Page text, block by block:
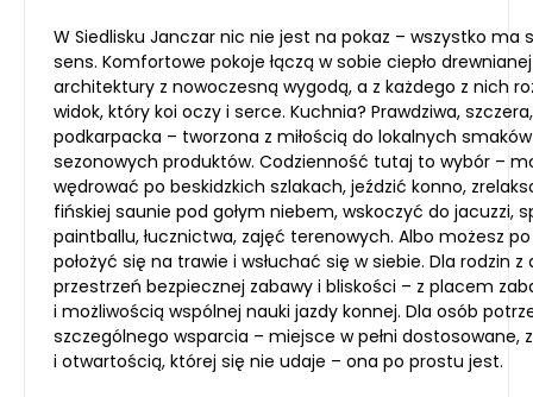
W Siedlisku Janczar nic nie jest na pokaz – wszystko ma
sens. Komfortowe pokoje łączą w sobie ciepło drewnianej
architektury z nowoczesną wygodą, a z każdego z nich
widok, który koi oczy i serce. Kuchnia? Prawdziwa, szczera,
podkarpacka – tworzona z miłością do lokalnych
sezonowych produktów. Codzienność tutaj to wybór –
wędrować po beskidzkich szlakach, jeździć konno,
fińskiej saunie pod gołym niebem, wskoczyć do jacuzzi,
paintballu, łucznictwa, zajęć terenowych. Albo możesz
położyć się na trawie i wsłuchać się w siebie. Dla rodzin
przestrzeń bezpiecznej zabawy i bliskości – z placem
i możliwością wspólnej nauki jazdy konnej. Dla osób
szczególnego wsparcia – miejsce w pełni dostosowane,
i otwartością, której się nie udaje – ona po prostu jest.